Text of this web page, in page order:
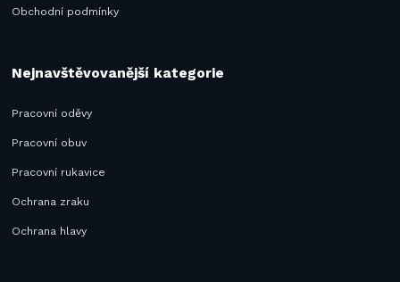
Obchodní podmínky
Nejnavštěvovanější kategorie
Pracovní oděvy
Pracovní obuv
Pracovní rukavice
Ochrana zraku
Ochrana hlavy